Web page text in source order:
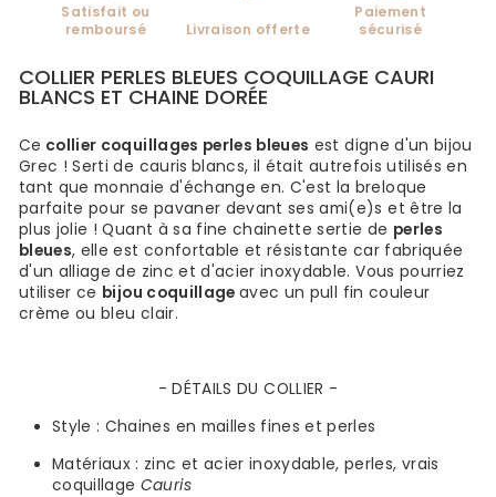
Satisfait ou
remboursé
Livraison offerte
Paiement
sécurisé
COLLIER PERLES BLEUES COQUILLAGE CAURI
BLANCS ET CHAINE DORÉE
Ce collier coquillages perles bleues est digne d'un bijou
Grec ! Serti de cauris blancs, il était autrefois utilisés en
tant que monnaie d'échange en. C'est la breloque
parfaite pour se pavaner devant ses ami(e)s et être la
plus jolie ! Quant à sa fine chainette sertie de perles
bleues, elle est confortable et résistante car fabriquée
d'un alliage de zinc et d'acier inoxydable. Vous pourriez
utiliser ce bijou coquillageavec un pull fin couleur
crème ou bleu clair.
- DÉTAILS DU COLLIER -
Style : Chaines en mailles fines et perles
Matériaux : zinc et acier inoxydable, perles, vrais
coquillage Cauris